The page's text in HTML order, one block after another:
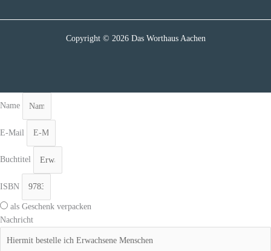
Copyright © 2026 Das Worthaus Aachen
Name
E-Mail
Buchtitel
ISBN
als Geschenk verpacken
Nachricht